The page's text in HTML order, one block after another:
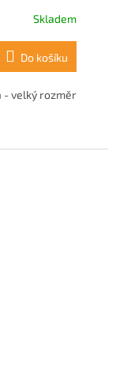
Skladem
Do košíku
- velký rozměr